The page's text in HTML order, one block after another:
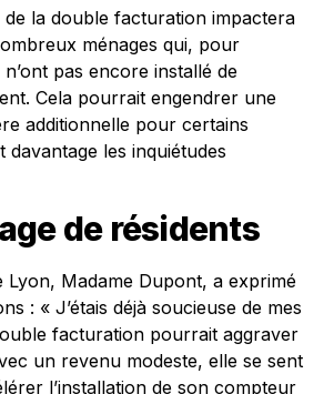
de la double facturation impactera
ménages qui, pour
pas encore installé de
Cela pourrait engendrer une
additionnelle pour certains
les inquiétudes
de résidents
Lyon, Madame Dupont, a exprimé
: « J’étais déjà soucieuse de mes
facturation pourrait aggraver
un revenu modeste, elle se sent
l’installation de son compteur